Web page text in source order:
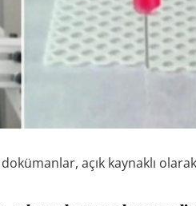
açık kaynaklı